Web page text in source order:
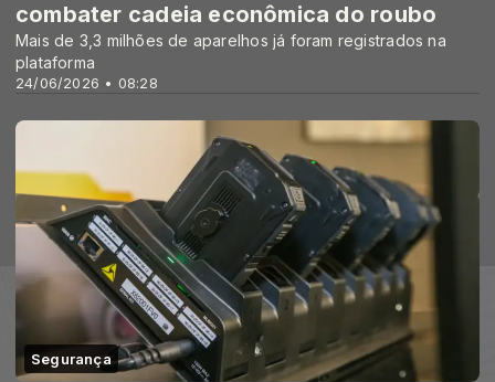
24/06/2026 • 08:28
combater cadeia econômica do roubo
Mais de 3,3 milhões de aparelhos já foram registrados na
plataforma
Segurança